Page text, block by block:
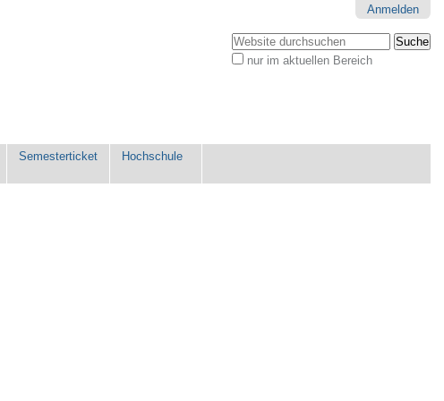
Anmelden
Website durchsuchen
nur im aktuellen Bereich
Semesterticket Hochschule